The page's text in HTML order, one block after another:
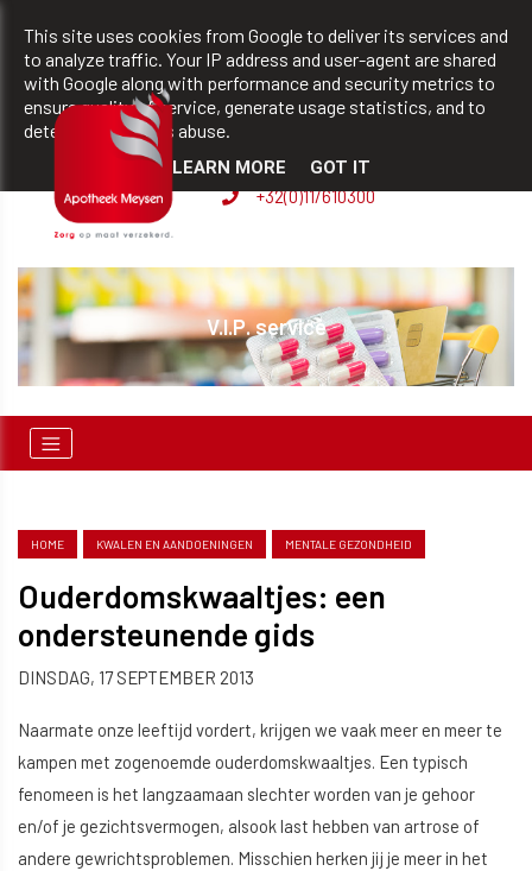
team@apotheekmeysen.be +32(0)11/610300
BVBA apotheek Patrick
Meysen
+32(0)11/610300
V.I.P. service
HOME KWALEN EN AANDOENINGEN MENTALE GEZONDHEID
Ouderdomskwaaltjes: een
ondersteunende gids
DINSDAG, 17 SEPTEMBER 2013
Naarmate onze leeftijd vordert, krijgen we vaak meer en meer te
kampen met zogenoemde ouderdomskwaaltjes. Een typisch
fenomeen is het langzaamaan slechter worden van je gehoor
en/of je gezichtsvermogen, alsook last hebben van artrose of
andere gewrichtsproblemen. Misschien herken jij je meer in het
This site uses cookies from Google to deliver its services and
to analyze traffic. Your IP address and user-agent are shared
with Google along with performance and security metrics to
ensure quality of service, generate usage statistics, and to
detect and address abuse.
LEARN MORE GOT IT